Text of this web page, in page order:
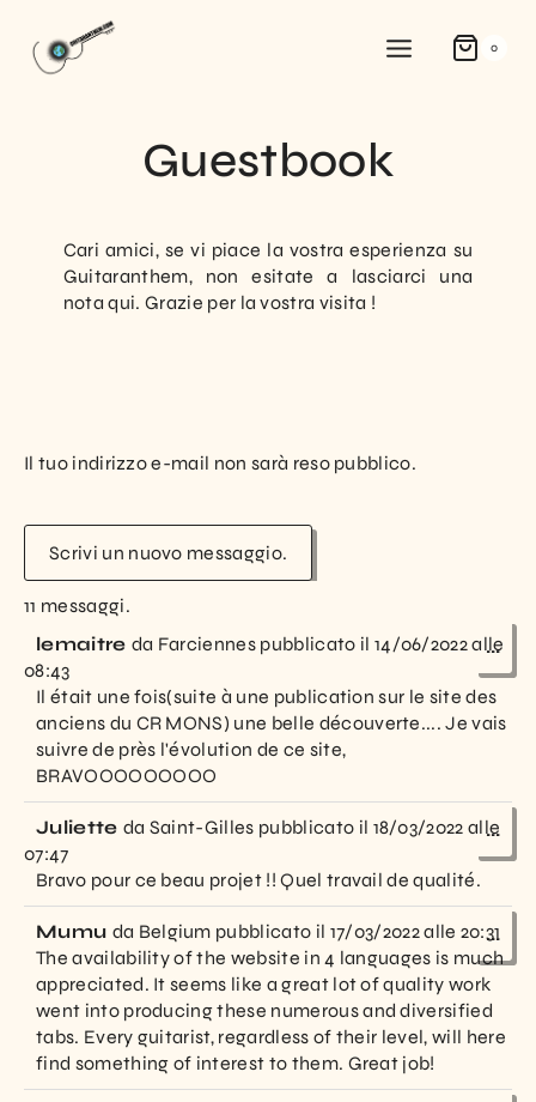
0
Guestbook
Cari amici, se vi piace la vostra esperienza su
Guitaranthem, non esitate a lasciarci una
nota qui. Grazie per la vostra visita !
Il tuo indirizzo e-mail non sarà reso pubblico.
11 messaggi.
lemaitre da Farciennes pubblicato il 14/06/2022alle
08:43
Il était une fois(suite à une publication sur le site des
anciens du CR MONS) une belle découverte.... Je vais
suivre de près l'évolution de ce site,
BRAVOOOOOOOOO
...
Juliette da Saint-Gilles pubblicato il 18/03/2022 alle
07:47
Bravo pour ce beau projet !! Quel travail de qualité.
...
Mumu da Belgium pubblicato il 17/03/2022alle 20:31
The availability of the website in 4 languages is much
appreciated. It seems like a great lot of quality work
went into producing these numerous and diversified
tabs. Every guitarist, regardless of their level, will here
find something of interest to them. Great job!
...